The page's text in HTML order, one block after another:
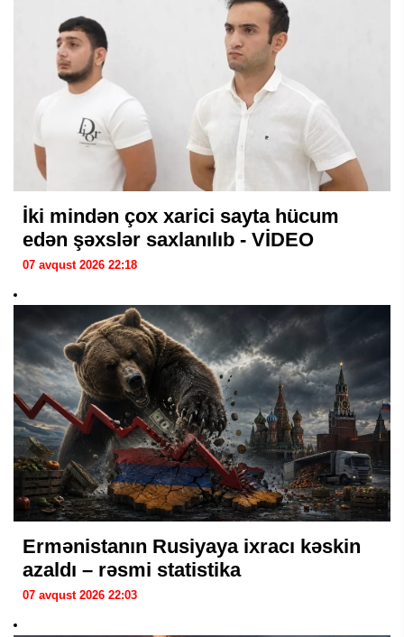
İki mindən çox xarici sayta hücum
edən şəxslər saxlanılıb - VİDEO
07 avqust 2026 22:18
Ermənistanın Rusiyaya ixracı kəskin
azaldı – rəsmi statistika
07 avqust 2026 22:03